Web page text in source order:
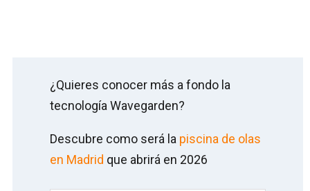
¿Quieres conocer más a fondo la
tecnología Wavegarden?
Descubre como será la piscina de olas
en Madrid que abrirá en 2026